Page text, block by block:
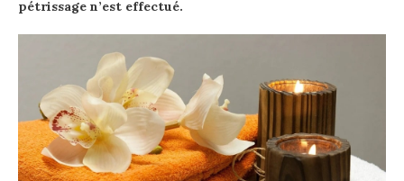
pétrissage n’est effectué.